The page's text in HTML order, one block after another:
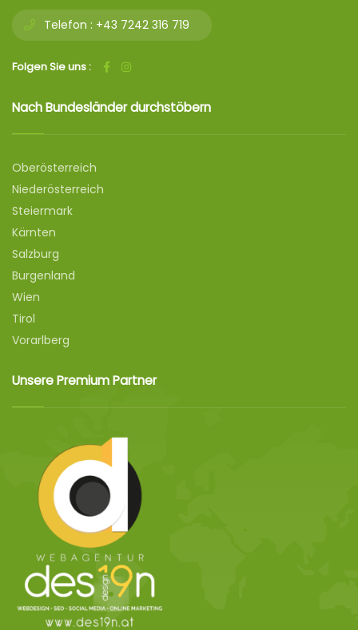
Telefon : +43 7242 316 719
Folgen Sie uns :
Nach Bundesländer durchstöbern
Oberösterreich
Niederösterreich
Steiermark
Kärnten
Salzburg
Burgenland
Wien
Tirol
Vorarlberg
Unsere Premium Partner